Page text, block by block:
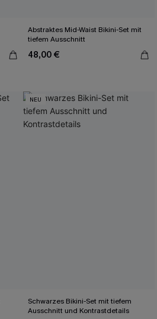
Abstraktes Mid-Waist Bikini-Set mit
tiefem Ausschnitt
48,00 €
NEU
Schwarzes Bikini-Set mit tiefem
Ausschnitt und Kontrastdetails